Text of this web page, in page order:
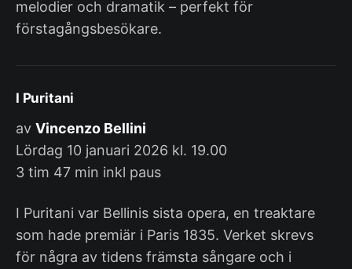
melodier och dramatik – perfekt för
förstagångsbesökare.
I Puritani
av Vincenzo Bellini
Lördag 10 januari 2026 kl. 19.00
3 tim 47 min inkl paus
I Puritani var Bellinis sista opera, en treaktare
som hade premiär i Paris 1835. Verket skrevs
för några av tidens främsta sångare och i